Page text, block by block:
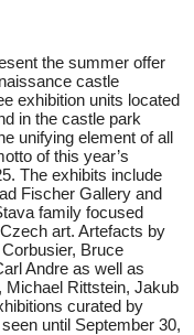
the summer offer
castle
exhibition units located
in the castle park
unifying element of all
of this year’s
The exhibits include
Fischer Gallery and
family focused
art. Artefacts by
Bruce
Andre as well as
Rittstein, Jakub
curated by
until September 30,